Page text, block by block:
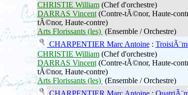
CHRISTIE William(Chef d'orchestre)
DARRAS Vincent(Contre-tÃ©nor, Haute-
tÃ©nor, Haute-contre)
Arts Florissants (les) (Ensemble / Orchestre)
CHARPENTIER Marc Antoine:
CHRISTIE William(Chef d'orchestre)
DARRAS Vincent(Contre-tÃ©nor, Haute-
tÃ©nor, Haute-contre)
Arts Florissants (les) (Ensemble / Orchestre)